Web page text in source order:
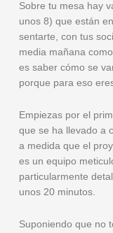
Sobre tu mesa hay
unos 8) que están
sentarte, con tus
media mañana
es saber cómo se
porque para eso
Empiezas por el
que se ha llevado a
a medida que el
es un equipo
particularmente
unos 20 minutos.
Suponiendo que no